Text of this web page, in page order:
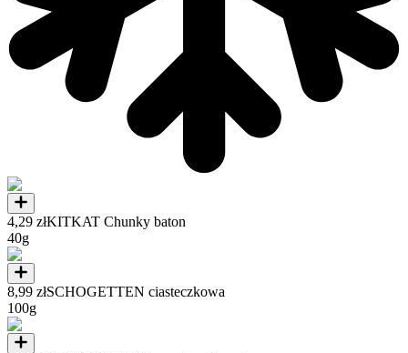
4,29 złKITKAT Chunky baton
40g
8,99 złSCHOGETTEN ciasteczkowa
100g